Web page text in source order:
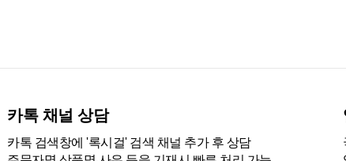
카톡 채널 상담
카톡 검색창에 '록시걸' 검색 채널 추가 후 상담